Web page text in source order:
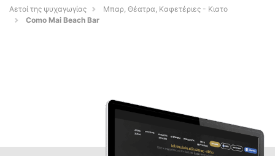
Αετοί της ψυχαγωγίας
Μπαρ, Θέατρα, Καφετέριες - Κιατο
Como Mai Beach Bar